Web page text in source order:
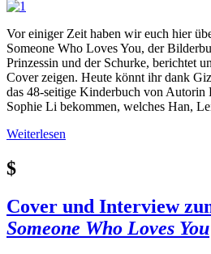
Vor einiger Zeit haben wir euch hier
Someone Who Loves You, der
Prinzessin und der Schurke, berichtet
Cover zeigen. Heute könnt ihr dank
das 48-seitige Kinderbuch von Autorin
Sophie Li bekommen, welches Han,
Weiterlesen
$
Cover und Interview
Someone Who Loves You